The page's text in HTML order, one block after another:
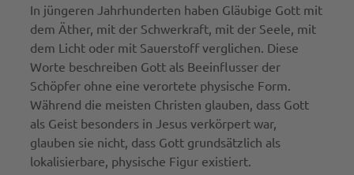
In jüngeren Jahrhunderten haben Gläubige Gott mit
dem Äther, mit der Schwerkraft, mit der Seele, mit
dem Licht oder mit Sauerstoff verglichen. Diese
Worte beschreiben Gott als Beeinflusser der
Schöpfer ohne eine verortete physische Form.
Während die meisten Christen glauben, dass Gott
als Geist besonders in Jesus verkörpert war,
glauben sie nicht, dass Gott grundsätzlich als
lokalisierbare, physische Figur existiert.